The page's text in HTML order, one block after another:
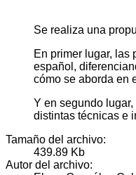
Se realiza una
En primer lugar,
español,
cómo se aborda en
Y en segundo
distintas técnicas e
Tamaño del archivo:
439.89 Kb
Autor del archivo: